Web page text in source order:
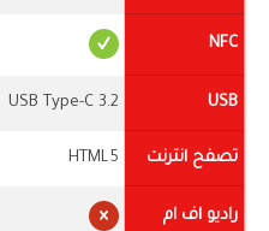
NFC
USB
USB Type-C 3.2
تصفح انترنت HTML5
راديو اف ام